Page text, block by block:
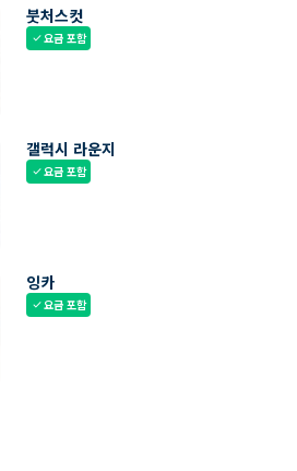
붓처스컷
check요금 포함
갤럭시 라운지
check요금 포함
잉카
check요금 포함